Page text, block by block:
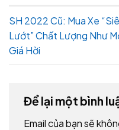
SH 2022 Cũ: Mua Xe
Lướt” Chất Lượng Như
Giá Hời
Để lại một bình
Email của bạn sẽ